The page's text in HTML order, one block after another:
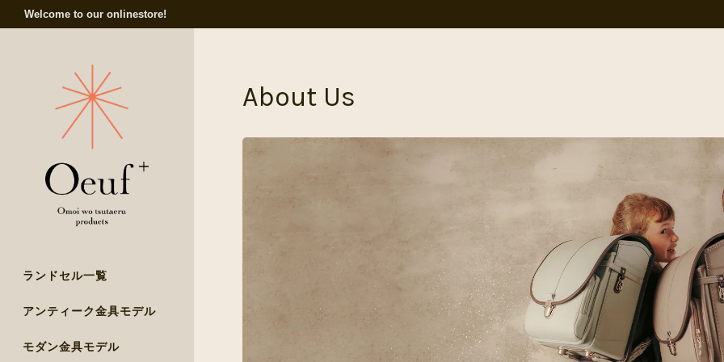
Welcome to our onlinestore!
ランドセル一覧
アンティーク金具モデル
モダン金具モデル
About Us